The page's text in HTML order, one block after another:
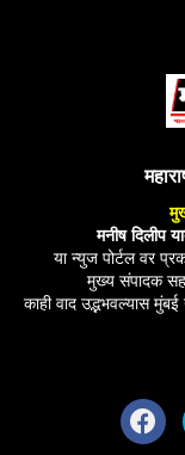
मनीष दिलीप
या न्युज पोर्टल वर
मुख्य संपादक
काही वाद उद्भभवल्यास